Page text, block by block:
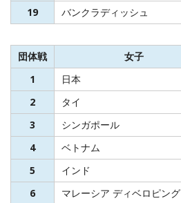
19
バンクラディッシュ
団体戦
女子
1
日本
2
タイ
3
シンガポール
4
ベトナム
5
インド
6
マレーシア ディベロピング